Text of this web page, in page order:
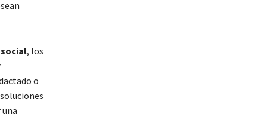
, los
o